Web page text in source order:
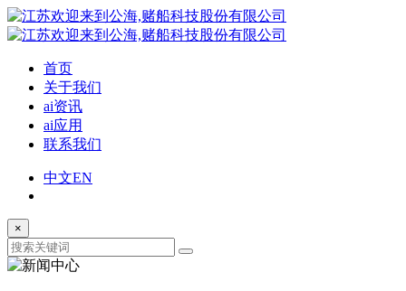
首页
关于我们
ai资讯
ai应用
联系我们
中文EN
×